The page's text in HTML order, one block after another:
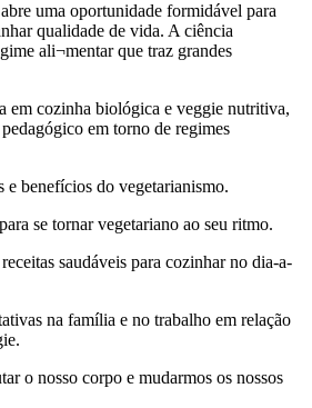
uma oportunidade formidável para
qualidade de vida. A ciência
ali¬mentar que traz grandes
em cozinha biológica e veggie nutritiva,
em torno de regimes
e benefícios do vegetarianismo.
se tornar vegetariano ao seu ritmo.
saudáveis para cozinhar no dia-a-
na família e no trabalho em relação
o nosso corpo e mudarmos os nossos